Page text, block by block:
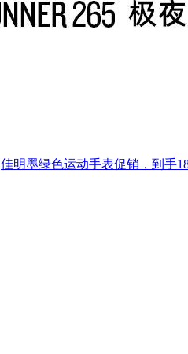
佳明墨绿色运动手表促销，到手